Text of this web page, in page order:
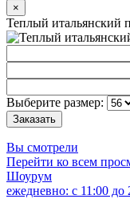
×
Теплый итальянский
Выберите размер:
Вы смотрели
Перейти ко всем
Шоурум
ежедневно: с 11:00 до